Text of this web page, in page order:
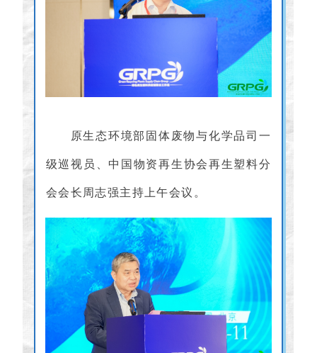
原生态环境部固体废物与化学品司一
级巡视员、中国物资再生协会再生塑料分
会会长周志强主持上午会议。